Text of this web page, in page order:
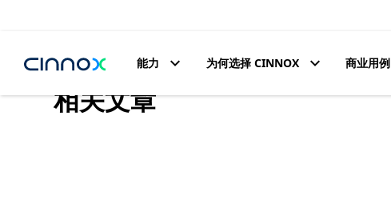
能力 为何选择 CINNOX 商业用例
相关文章